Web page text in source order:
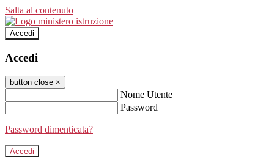
Salta al contenuto
Accedi
Accedi
button close ×
Nome Utente
Password
Password dimenticata?